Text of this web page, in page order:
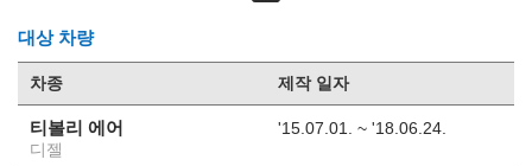
대상 차량
차종 제작 일자
티볼리 에어
디젤
'15.07.01. ~ '18.06.24.